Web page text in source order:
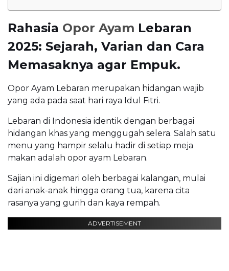
Rahasia Opor Ayam Lebaran
2025: Sejarah, Varian dan Cara
Memasaknya agar Empuk.
Opor Ayam Lebaran merupakan hidangan wajib
yang ada pada saat hari raya Idul Fitri.
Lebaran di Indonesia identik dengan berbagai
hidangan khas yang menggugah selera. Salah satu
menu yang hampir selalu hadir di setiap meja
makan adalah opor ayam Lebaran.
Sajian ini digemari oleh berbagai kalangan, mulai
dari anak-anak hingga orang tua, karena cita
rasanya yang gurih dan kaya rempah.
ADVERTISEMENT